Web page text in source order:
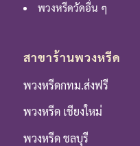
พวงหรีดวัดอื่น ๆ
สาขาร้านพวงหรีด
พวงหรีดกทม.ส่งฟรี
พวงหรีด เชียงใหม่
พวงหรีด ชลบุรี